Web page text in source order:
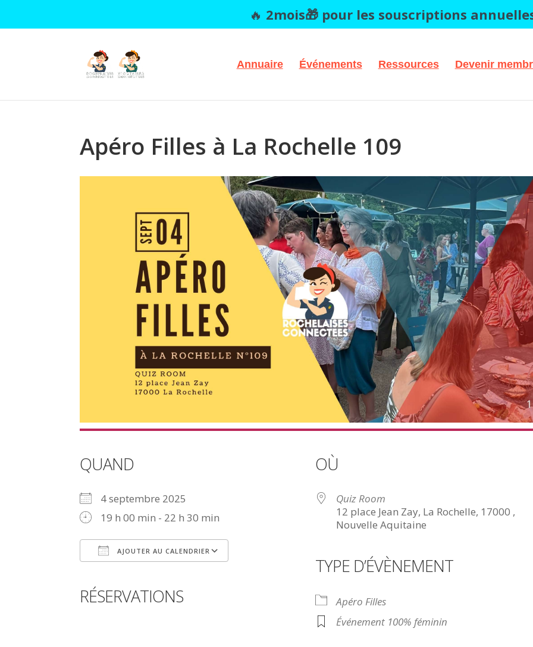
Annuaire Événements Ressources Devenir
Apéro Filles à La Rochelle 109
QUAND
4 septembre 2025
19 h 00 min - 22 h 30 min
AJOUTER AU CALENDRIER
Calendrier Google iCalendar
RÉSERVATIONS
OÙ
Quiz Room
12 place Jean Zay, La Rochelle, 17000 ,
Nouvelle Aquitaine
TYPE D’ÉVÈNEMENT
Apéro Filles
Événement 100% féminin
🔥 2mois🎁 pour les souscriptions